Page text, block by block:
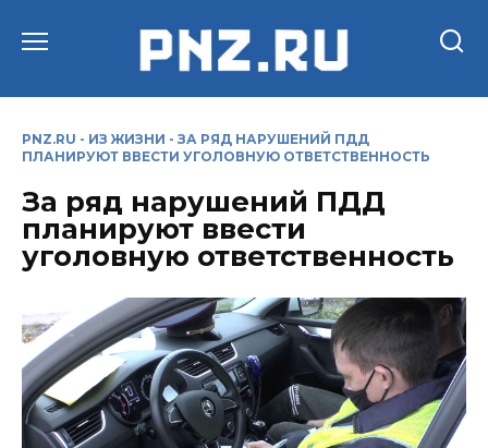
PNZ.RU - ИЗ ЖИЗНИ - ЗА РЯД НАРУШЕНИЙ ПДД
ПЛАНИРУЮТ ВВЕСТИ УГОЛОВНУЮ ОТВЕТСТВЕННОСТЬ
За ряд нарушений ПДД
планируют ввести
уголовную ответственность